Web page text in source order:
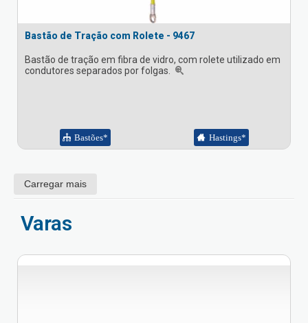
Bastão de Tração com Rolete - 9467
Bastão de tração em fibra de vidro, com rolete utilizado em
condutores separados por folgas.
Bastões* Hastings*
Carregar mais
Varas